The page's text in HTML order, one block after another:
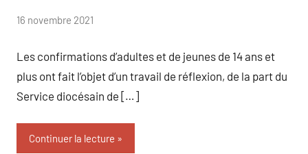
par
Maissin
16 novembre 2021
Les confirmations d’adultes et de jeunes de 14 ans et
plus ont fait l’objet d’un travail de réflexion, de la part du
Service diocésain de […]
Continuer la lecture